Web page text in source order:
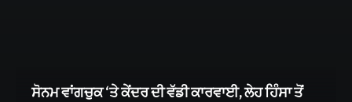
ਸੋਨਮ ਵਾਂਗਚੁਕ ‘ਤੇ ਕੇਂਦਰ ਦੀ ਵੱਡੀ ਕਾਰਵਾਈ, ਲੇਹ ਹਿੰਸਾ ਤੋਂ